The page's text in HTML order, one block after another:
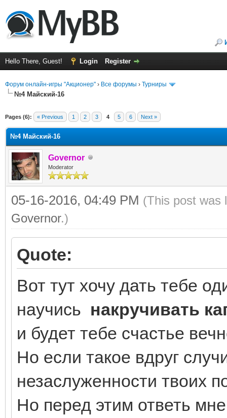
Hello There, Guest! Login Register
Форум онлайн-игры "Акционер" › Все форумы › Турниры
№4 Майский-16
Pages (6): « Previous 1 2 3 4 5 6 Next »
№4 Майский-16
Governor
Moderator
05-16-2016, 04:49 PM (This post was
Governor.)
Quote:
Вот тут хочу дать тебе
научись накручивать
и будет тебе счастье
Но если такое вдруг
незаслуженности твоих
Но перед этим ответь